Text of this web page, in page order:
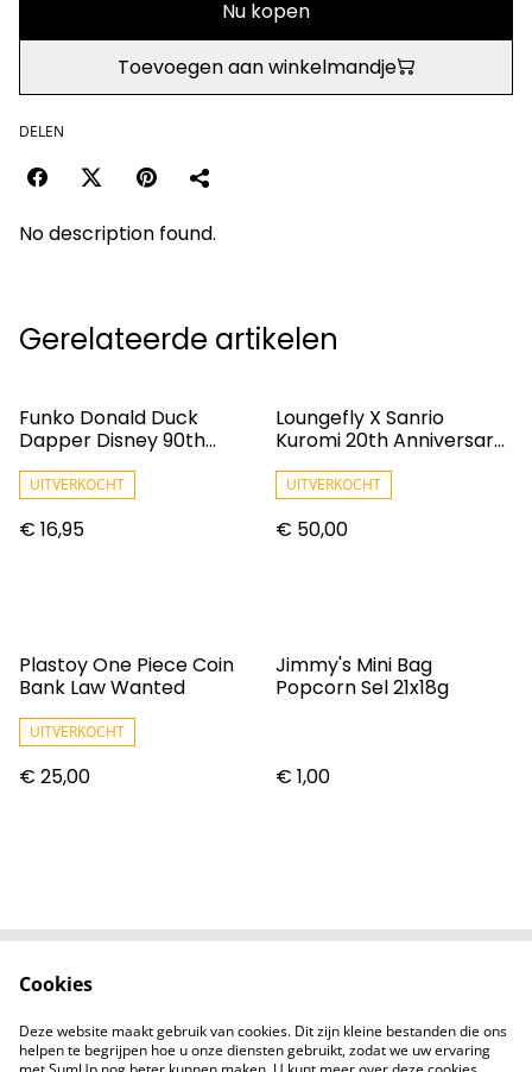
Nu kopen
Toevoegen aan winkelmandje
DELEN
No description found.
Gerelateerde artikelen
Funko Donald Duck
Dapper Disney 90th
UITVERKOCHT
€ 16,95
Loungefly X Sanrio
Kuromi 20th Anniversary
UITVERKOCHT
€ 50,00
Plastoy One Piece Coin
Bank Law Wanted
UITVERKOCHT
€ 25,00
Jimmy's Mini Bag
Popcorn Sel 21x18g
€ 1,00
Privacybeleid
Cookiebeleid
Nieuwsberichten
Cookies
Deze website maakt gebruik van cookies. Dit zijn kleine bestanden die ons
helpen te begrijpen hoe u onze diensten gebruikt, zodat we uw ervaring